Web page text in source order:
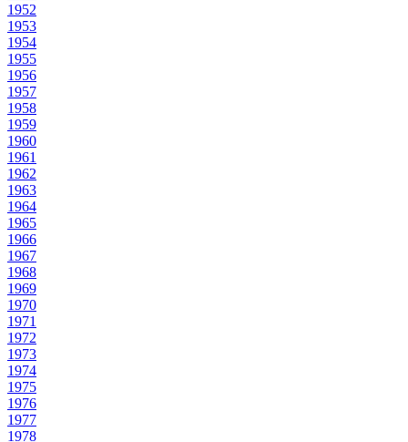
1952
1953
1954
1955
1956
1957
1958
1959
1960
1961
1962
1963
1964
1965
1966
1967
1968
1969
1970
1971
1972
1973
1974
1975
1976
1977
1978